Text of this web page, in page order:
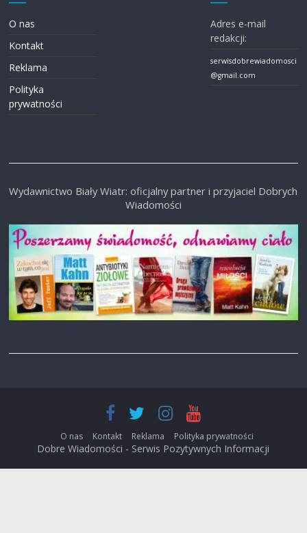
O nas
Kontakt
Reklama
Polityka
prywatności
Adres e-mail
redakcji:
serwisdobrewiadomosci
@gmail.com
Wydawnictwo Biały Wiatr: oficjalny partner i przyjaciel Dobrych
Wiadomości
O nas Kontakt Reklama Polityka prywatności
Dobre Wiadomości - Serwis Pozytywnych Informacji